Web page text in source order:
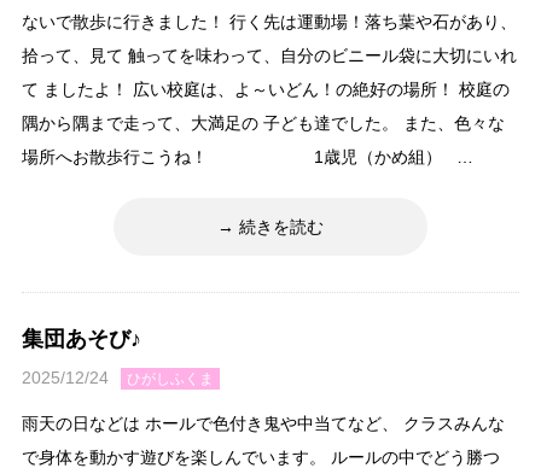
ないで散歩に行きました！ 行く先は運動場！落ち葉や石があり、
拾って、見て 触ってを味わって、自分のビニール袋に大切にいれ
て ましたよ！ 広い校庭は、よ～いどん！の絶好の場所！ 校庭の
隅から隅まで走って、大満足の 子ども達でした。 また、色々な
場所へお散歩行こうね！ 1歳児（かめ組） …
続きを読む
集団あそび♪
2025/12/24 ひがしふくま
雨天の日などは ホールで色付き鬼や中当てなど、 クラスみんな
で身体を動かす遊びを楽しんでいます。 ルールの中でどう勝つ